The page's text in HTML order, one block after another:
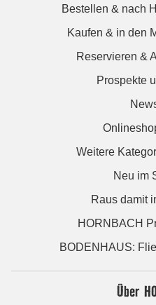
Bestellen & nach
Kaufen & in den
Reservieren &
Prospekte
Weitere
Neu im
Raus damit
HORNBACH
BODENHAUS:
Über